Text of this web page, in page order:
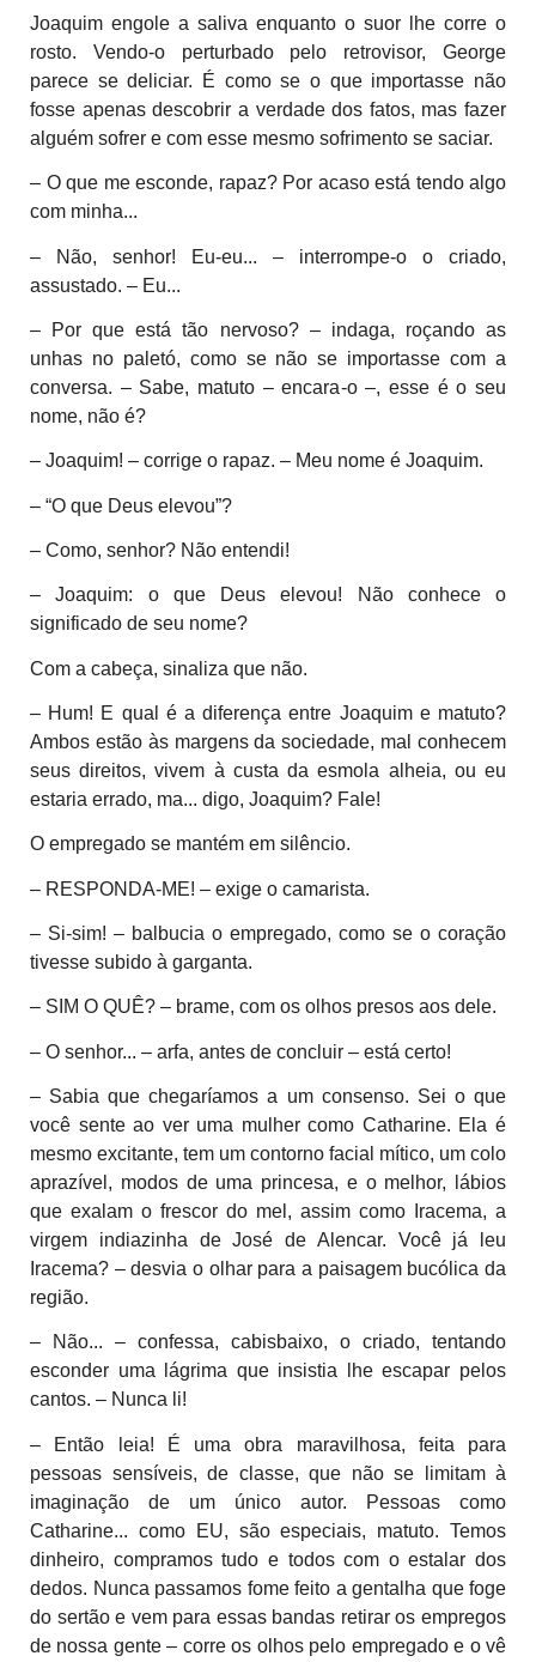
Joaquim engole a saliva enquanto o suor lhe corre o
rosto. Vendo-o perturbado pelo retrovisor, George
parece se deliciar. É como se o que importasse não
fosse apenas descobrir a verdade dos fatos, mas fazer
alguém sofrer e com esse mesmo sofrimento se saciar.
– O que me esconde, rapaz? Por acaso está tendo algo
com minha...
– Não, senhor! Eu-eu... – interrompe-o o criado,
assustado. – Eu...
– Por que está tão nervoso? – indaga, roçando as
unhas no paletó, como se não se importasse com a
conversa. – Sabe, matuto – encara-o –, esse é o seu
nome, não é?
– Joaquim! – corrige o rapaz. – Meu nome é Joaquim.
– “O que Deus elevou”?
– Como, senhor? Não entendi!
– Joaquim: o que Deus elevou! Não conhece o
significado de seu nome?
Com a cabeça, sinaliza que não.
– Hum! E qual é a diferença entre Joaquim e matuto?
Ambos estão às margens da sociedade, mal conhecem
seus direitos, vivem à custa da esmola alheia, ou eu
estaria errado, ma... digo, Joaquim? Fale!
O empregado se mantém em silêncio.
– RESPONDA-ME! – exige o camarista.
– Si-sim! – balbucia o empregado, como se o coração
tivesse subido à garganta.
– SIM O QUÊ? – brame, com os olhos presos aos dele.
– O senhor... – arfa, antes de concluir – está certo!
– Sabia que chegaríamos a um consenso. Sei o que
você sente ao ver uma mulher como Catharine. Ela é
mesmo excitante, tem um contorno facial mítico, um colo
aprazível, modos de uma princesa, e o melhor, lábios
que exalam o frescor do mel, assim como Iracema, a
virgem indiazinha de José de Alencar. Você já leu
Iracema? – desvia o olhar para a paisagem bucólica da
região.
– Não... – confessa, cabisbaixo, o criado, tentando
esconder uma lágrima que insistia lhe escapar pelos
cantos. – Nunca li!
– Então leia! É uma obra maravilhosa, feita para
pessoas sensíveis, de classe, que não se limitam à
imaginação de um único autor. Pessoas como
Catharine... como EU, são especiais, matuto. Temos
dinheiro, compramos tudo e todos com o estalar dos
dedos. Nunca passamos fome feito a gentalha que foge
do sertão e vem para essas bandas retirar os empregos
de nossa gente – corre os olhos pelo empregado e o vê